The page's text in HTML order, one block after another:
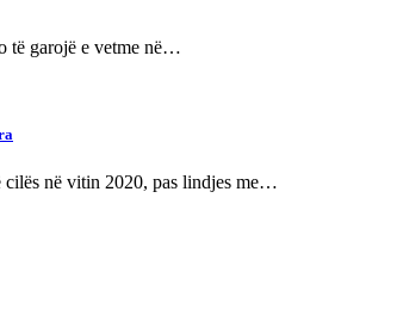
të garojë e vetme në…
cilës në vitin 2020, pas lindjes me…